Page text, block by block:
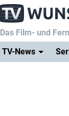
Das Film- und
TV-News